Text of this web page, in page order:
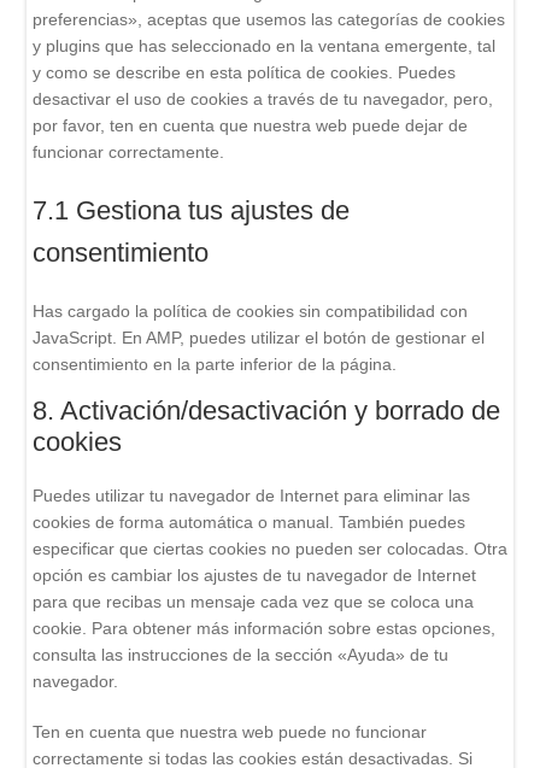
preferencias», aceptas que usemos las categorías de cookies
y plugins que has seleccionado en la ventana emergente, tal
y como se describe en esta política de cookies. Puedes
desactivar el uso de cookies a través de tu navegador, pero,
por favor, ten en cuenta que nuestra web puede dejar de
funcionar correctamente.
7.1 Gestiona tus ajustes de
consentimiento
Has cargado la política de cookies sin compatibilidad con
JavaScript. En AMP, puedes utilizar el botón de gestionar el
consentimiento en la parte inferior de la página.
8. Activación/desactivación y borrado de
cookies
Puedes utilizar tu navegador de Internet para eliminar las
cookies de forma automática o manual. También puedes
especificar que ciertas cookies no pueden ser colocadas. Otra
opción es cambiar los ajustes de tu navegador de Internet
para que recibas un mensaje cada vez que se coloca una
cookie. Para obtener más información sobre estas opciones,
consulta las instrucciones de la sección «Ayuda» de tu
navegador.
Ten en cuenta que nuestra web puede no funcionar
correctamente si todas las cookies están desactivadas. Si